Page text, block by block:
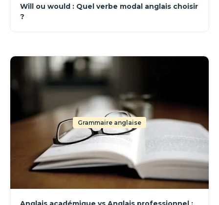
Will ou would : Quel verbe modal anglais choisir
?
Grammaire anglaise